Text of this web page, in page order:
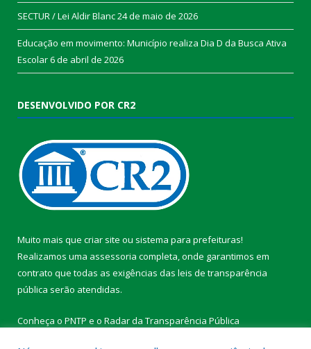
SECTUR / Lei Aldir Blanc24 de maio de 2026
Educação em movimento: Município realiza Dia D da Busca Ativa
Escolar6 de abril de 2026
DESENVOLVIDO POR CR2
Muito mais que criar site ou sistema para prefeituras!
Realizamos uma assessoria completa, onde garantimos em
contrato que todas as exigências das leis de transparência
pública serão atendidas.
Conheça o PNTP e o Radar da Transparência Pública